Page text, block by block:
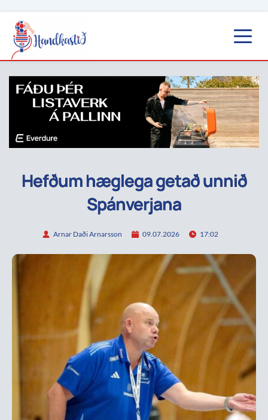
Hefðum hæglega getað unnið
Spánverjana
Arnar Daði Arnarsson 09.07.2026 17:02